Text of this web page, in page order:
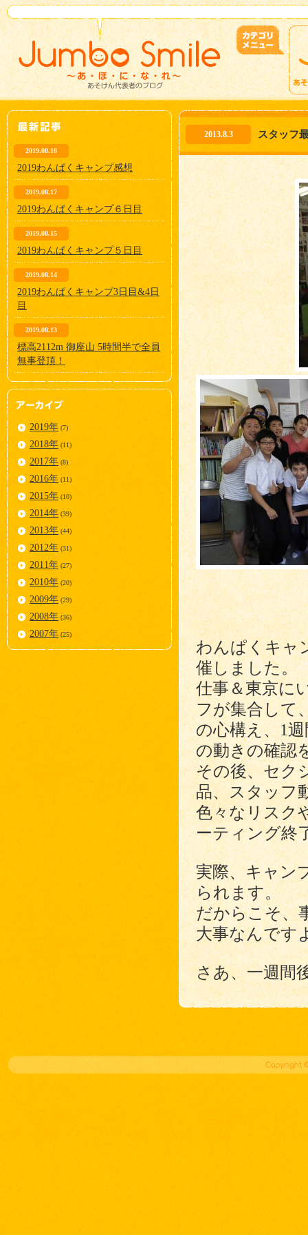
2019.08.18
2019わんぱくキャンプ感想
2019.08.17
2019わんぱくキャンプ６日目
2019.08.15
2019わんぱくキャンプ５日目
2019.08.14
2019わんぱくキャンプ3日目&4日
目
2019.08.13
標高2112m 御座山 5時間半で全員
無事登頂！
2019年 (7)
2018年 (11)
2017年 (8)
2016年 (11)
2015年 (10)
2014年 (39)
2013年 (44)
2012年 (31)
2011年 (27)
2010年 (20)
2009年 (29)
2008年 (36)
2007年 (25)
2013.8.3 スタッフ
わんぱくキャ
催しました。
仕事＆東京に
フが集合して
の心構え、1
の動きの確認
その後、セク
品、スタッフ
色々なリスク
ーティング終
実際、キャン
られます。
だからこそ、
大事なんです
さあ、一週間